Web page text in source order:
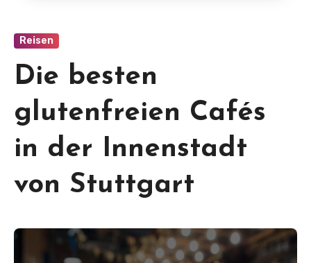
Reisen
Die besten
glutenfreien Cafés
in der Innenstadt
von Stuttgart